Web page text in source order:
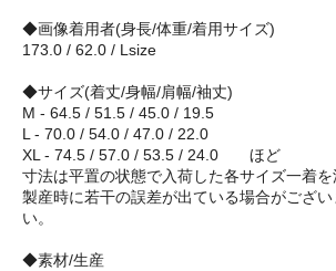
◆画像着用者(身長/体重/着用サイズ)
173.0 / 62.0 / Lsize
◆サイズ(着丈/身幅/肩幅/袖丈)
M - 64.5 / 51.5 / 45.0 / 19.5
L - 70.0 / 54.0 / 47.0 / 22.0
XL - 74.5 / 57.0 / 53.5 / 24.0 ほど
寸法は平置の状態で入荷した各サイズ一着を
製産時に若干の誤差が出ている場合がござい
い。
◆素材/生産